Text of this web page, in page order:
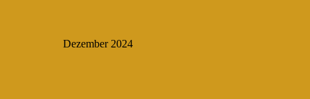
Dezember 2024